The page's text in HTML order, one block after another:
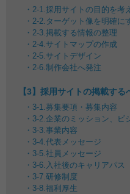
2-1.採用サイトの目的を考
2-2.ターゲット像を明確に
2-3.掲載する情報の整理
2-4.サイトマップの作成
2-5.サイトデザイン
2-6.制作会社へ発注
【3】採用サイトの掲載する
3-1.募集要項・募集内容
3-2.企業のミッション、ビ
3-3.事業内容
3-4.代表メッセージ
3-5.社員メッセージ
3-6.入社後のキャリアパス
3-7.研修制度
3-8.福利厚生